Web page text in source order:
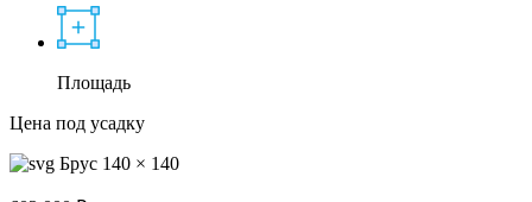
Площадь
Цена под усадку
Брус 140 × 140